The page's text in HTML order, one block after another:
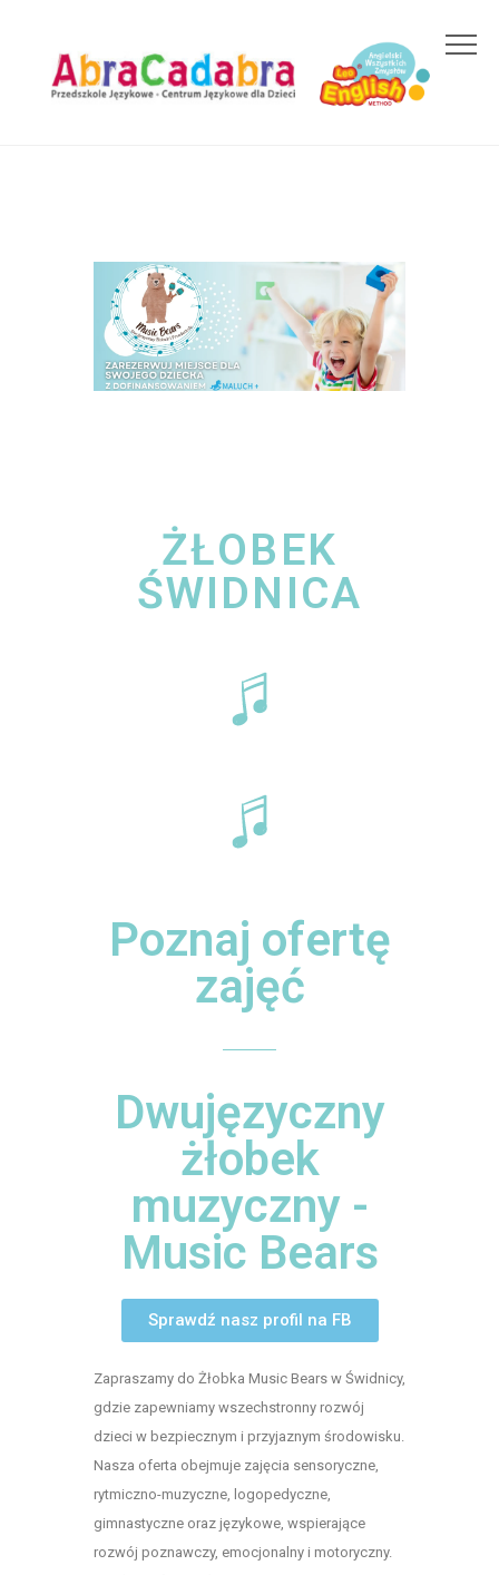
ŻŁOBEK
ŚWIDNICA
Poznaj ofertę
zajęć
Dwujęzyczny
żłobek
muzyczny -
Music Bears
Sprawdź nasz profil na FB
Zapraszamy do Żłobka Music Bears w Świdnicy,
gdzie zapewniamy wszechstronny rozwój
dzieci w bezpiecznym i przyjaznym środowisku.
Nasza oferta obejmuje zajęcia sensoryczne,
rytmiczno-muzyczne, logopedyczne,
gimnastyczne oraz językowe, wspierające
rozwój poznawczy, emocjonalny i motoryczny.